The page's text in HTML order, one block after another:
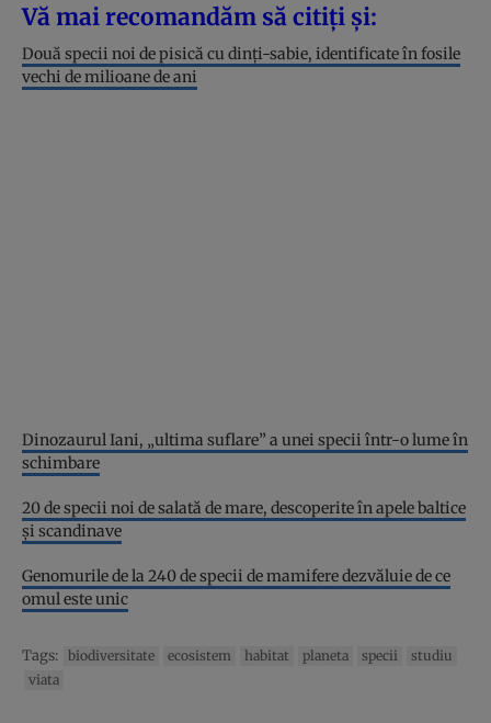
Vă mai recomandăm să citiți și:
Două specii noi de pisică cu dinți-sabie, identificate în fosile
vechi de milioane de ani
Dinozaurul Iani, „ultima suflare” a unei specii într-o lume în
schimbare
20 de specii noi de salată de mare, descoperite în apele baltice
și scandinave
Genomurile de la 240 de specii de mamifere dezvăluie de ce
omul este unic
Tags: biodiversitate ecosistem habitat planeta specii
studiu
viata